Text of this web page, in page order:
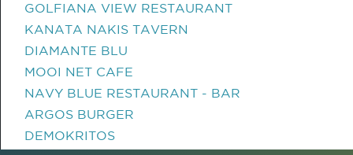
GOLFIANA VIEW RESTAURANT
KANATA NAKIS TAVERN
DIAMANTE BLU
MOOI NET CAFE
NAVY BLUE RESTAURANT - BAR
ARGOS BURGER
DEMOKRITOS